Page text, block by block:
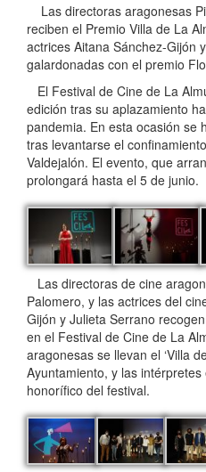
Las directoras aragonesas
reciben el Premio Villa de La
actrices Aitana Sánchez-Gijón
galardonadas con el premio
El Festival de Cine de La
edición tras su aplazamiento
pandemia. En esta ocasión se
tras levantarse el
Valdejalón. El evento, que
prolongará hasta el 5 de junio.
Las directoras de cine
Palomero, y las actrices del
Gijón y Julieta Serrano
en el Festival de Cine de La
aragonesas se llevan el ‘Villa
Ayuntamiento, y las intérpretes
honorífico del festival.